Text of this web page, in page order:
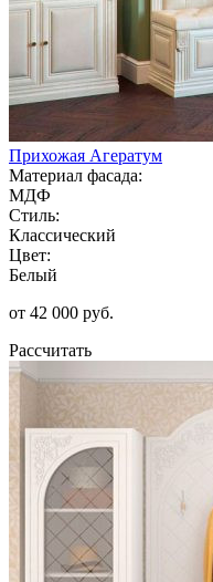
Прихожая Агератум
Материал фасада:
МДФ
Стиль:
Классический
Цвет:
Белый
от 42 000 руб.
Рассчитать